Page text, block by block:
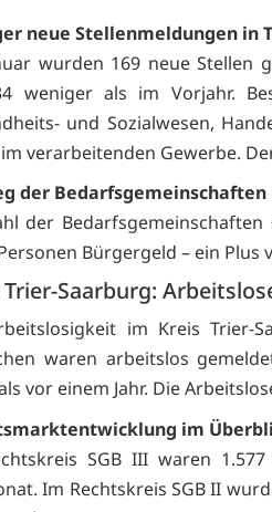
neue Stellenmeldungen in
wurden 169 neue Stellen
weniger als im Vorjahr.
und Sozialwesen,
verarbeitenden Gewerbe.
der
der
Bürgergeld – ein Plus
Trier-Saarburg:
im Kreis Trier-
waren arbeitslos
vor einem Jahr. Die
im
SGB III waren
Im Rechtskreis SGB II